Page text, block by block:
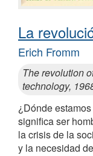
La
Erich Fromm
The revolution
technology,
¿Dónde
significa ser
la crisis de la
y la necesidad